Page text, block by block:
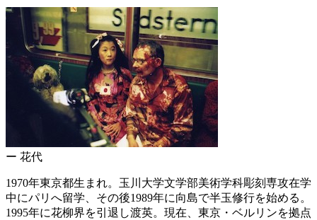
ー 花代
1970年東京都生まれ。玉川大学文学部美術学科彫刻専攻在学
中にパリへ留学、その後1989年に向島で半玉修行を始める。
1995年に花柳界を引退し渡英。現在、東京・ベルリンを拠点